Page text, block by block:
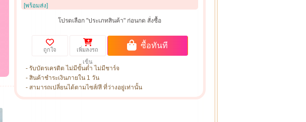
[พร้อมส่ง]
โปรดเลือก "ประเภทสินค้า" ก่อนกด สั่งซื้อ
ถูกใจ
เพิ่มลงรถ
เข็น
ซื้อทันที
- รับบัตรเครดิต ไม่มีขั้นต่ำ ไม่มีชาร์จ
- สินค้าชำระเงินภายใน 1 วัน
- สามารถเปลี่ยนได้ตามไซส์/สี ที่ว่างอยู่เท่านั้น